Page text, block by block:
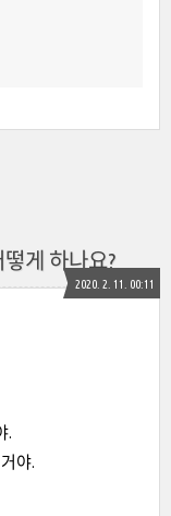
게 하나요?
2020. 2. 11. 00:11
.
야.